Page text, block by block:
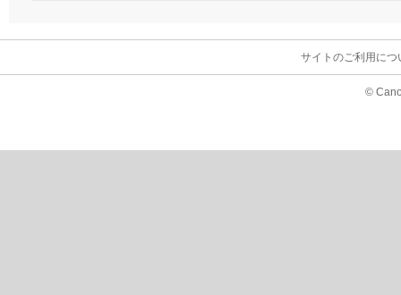
サイトのご利用につ
©